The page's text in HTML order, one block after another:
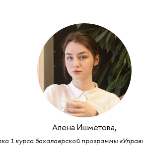
Алена Ишметова,
1 курса бакалаврской программы